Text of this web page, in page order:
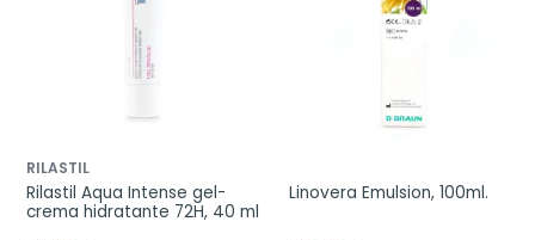
RILASTIL
Rilastil Aqua Intense gel-
crema hidratante 72H, 40 ml
Linovera Emulsion, 100ml.